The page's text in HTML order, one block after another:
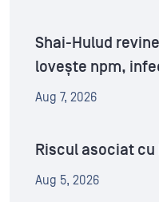
Shai-Hulud
lovește npm,
Aug 7, 2026
Riscul asociat
Aug 5, 2026